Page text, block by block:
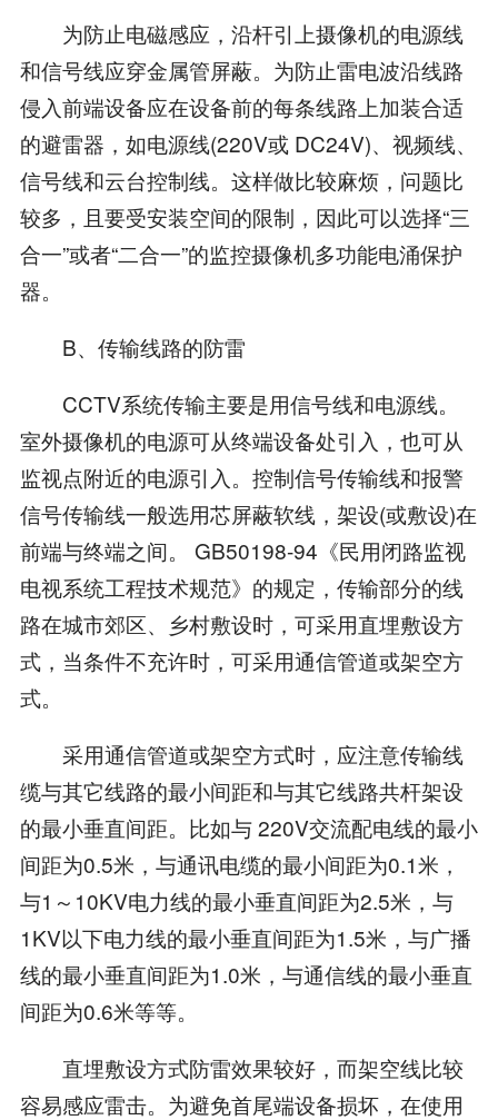
为防止电磁感应，沿杆引上摄像机的电源线
和信号线应穿金属管屏蔽。为防止雷电波沿线路
侵入前端设备应在设备前的每条线路上加装合适
的避雷器，如电源线(220V或 DC24V)、视频线、
信号线和云台控制线。这样做比较麻烦，问题比
较多，且要受安装空间的限制，因此可以选择“三
合一”或者“二合一”的监控摄像机多功能电涌保护
器。
B、传输线路的防雷
CCTV系统传输主要是用信号线和电源线。
室外摄像机的电源可从终端设备处引入，也可从
监视点附近的电源引入。控制信号传输线和报警
信号传输线一般选用芯屏蔽软线，架设(或敷设)在
前端与终端之间。 GB50198-94《民用闭路监视
电视系统工程技术规范》的规定，传输部分的线
路在城市郊区、乡村敷设时，可采用直埋敷设方
式，当条件不充许时，可采用通信管道或架空方
式。
采用通信管道或架空方式时，应注意传输线
缆与其它线路的最小间距和与其它线路共杆架设
的最小垂直间距。比如与 220V交流配电线的最小
间距为0.5米，与通讯电缆的最小间距为0.1米，
与1～10KV电力线的最小垂直间距为2.5米，与
1KV以下电力线的最小垂直间距为1.5米，与广播
线的最小垂直间距为1.0米，与通信线的最小垂直
间距为0.6米等等。
直埋敷设方式防雷效果较好，而架空线比较
容易感应雷击。为避免首尾端设备损坏，在使用